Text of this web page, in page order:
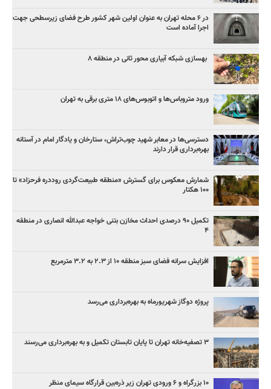
در ۶ محله تهران به عنوان اولین شهر کشور طرح فضای زیرسطحی جهت
اجرا آماده است
بهسازی شبکه آبیاری محور ثانی در منطقه ۸
ورود متروباس‌ها و اتوبوس‌های ۱۸ متری برقی به تهران
دسترسی‌ها در معابر شهید چوب‌تراش، ستارخان و یادگار امام در آستانه
بهره‌برداری قرار دارند
شمارش معکوس برای گسترش «منطقه طبیعت‌گردی روددره فرحزاد» تا
۱۰۰ هکتار
تکمیل ۹۰ درصدی احداث مخازن بتنی خواجه عبدالله انصاری در منطقه
۴
افزایش سرانه فضای سبز منطقه ۱۰ از ۲.۳ به ۳.۲ مترمربع
پروژه دوگاز شهریورماه به بهره‌برداری می‌رسد
۳ ﺗﺼﻔﻴﻪ‌ﺧﺎﻧﻪ‌ تهران تا پایان تابستان تکمیل و به بهره‌برداری می‌رسند
۱۰ بزرگراه و ۶ ورودی تهران زیر ذره‌بین قرارگاه سیمای منظر